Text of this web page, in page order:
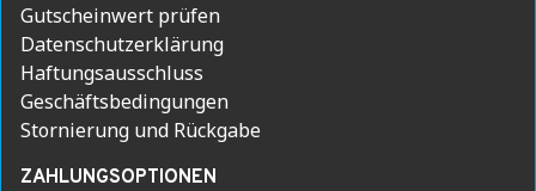
Gutscheinwert prüfen
Datenschutzerklärung
Haftungsausschluss
Geschäftsbedingungen
Stornierung und Rückgabe
ZAHLUNGSOPTIONEN